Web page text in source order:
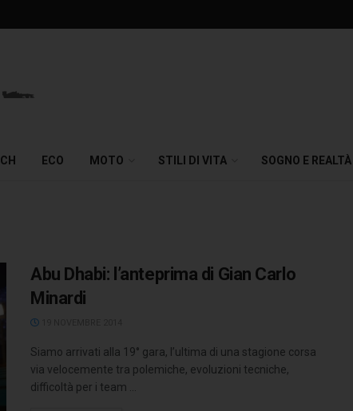
ECO MOTO STILI DI VITA SOGNO E REALTÀ
Abu Dhabi: l’anteprima di Gian Carlo
Minardi
Siamo arrivati alla 19° gara, l’ultima di una stagione corsa
via velocemente tra polemiche, evoluzioni tecniche,
difficoltà per i team ...